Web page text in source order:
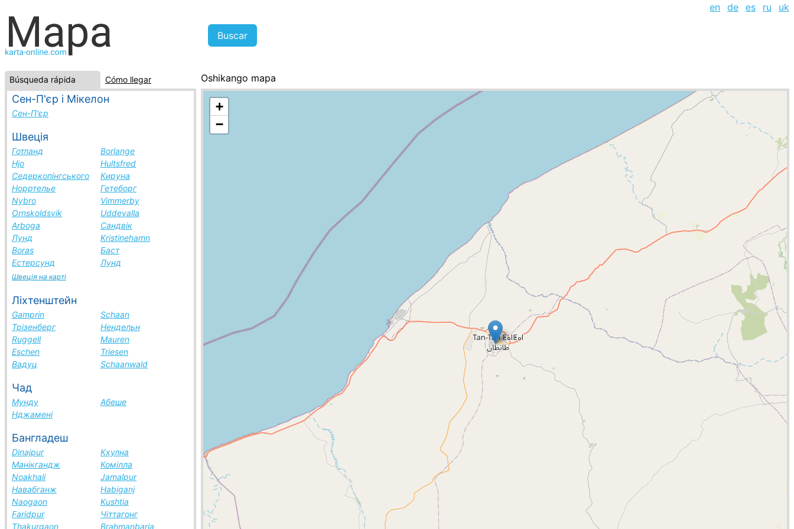
en de es ru uk
Búsqueda rápida Cómo llegar
Сен-П'єр і Мікелон
Сен-П'єр
Швеція
Готланд
Borlange
Hjo
Hultsfred
Седеркопінгського
Кируна
Норртелье
Гетеборг
Nybro
Vimmerby
Ornskoldsvik
Uddevalla
Arboga
Сандвік
Лунд
Kristinehamn
Boras
Баст
Естерсунд
Лунд
Швеція на карті
Ліхтенштейн
Gamprin
Schaan
Трізенберг
Нендельн
Ruggell
Mauren
Eschen
Triesen
Вадуц
Schaanwald
Чад
Мунду
Абеше
Нджамені
Бангладеш
Dinajpur
Кхулна
Манікгандж
Комілла
Noakhali
Jamalpur
Навабганж
Habiganj
Naogaon
Kushtia
Faridpur
Чіттагонг
Thakurgaon
Brahmanbaria
Oshikango mapa
Marruecos, la lista de ciudades
+
−